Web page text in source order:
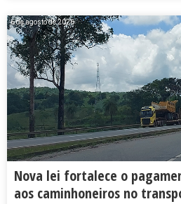
6 de agosto de 2026
Nova lei fortalece o
aos caminhoneiros no